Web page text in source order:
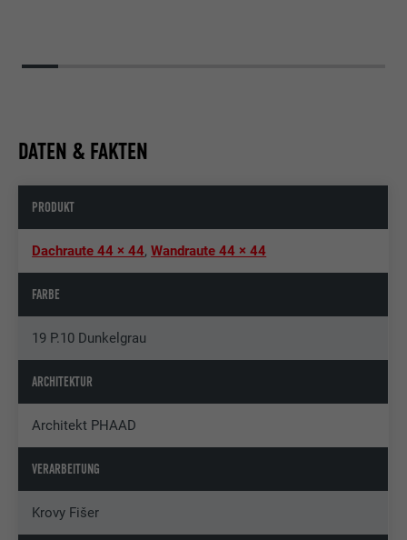
DATEN & FAKTEN
PRODUKT
Dachraute 44 × 44,Wandraute 44 × 44
FARBE
19 P.10 Dunkelgrau
ARCHITEKTUR
Architekt PHAAD
VERARBEITUNG
Krovy Fišer